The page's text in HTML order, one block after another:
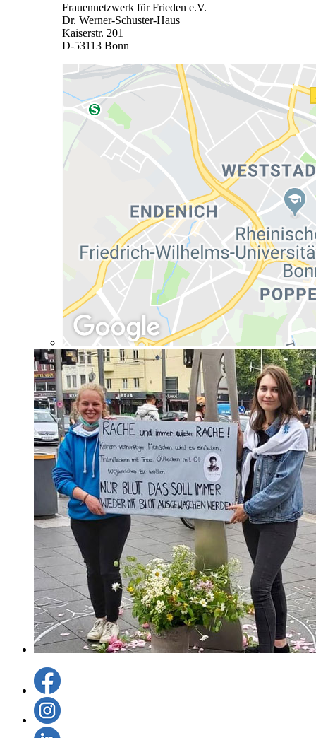
Frauennetzwerk für Frieden e.V.
Dr. Werner-Schuster-Haus
Kaiserstr. 201
D-53113 Bonn